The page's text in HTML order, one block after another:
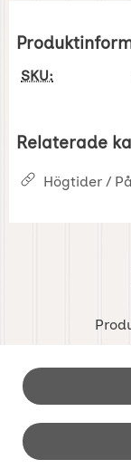
SKU:
Relaterade
Högtider /
Sidfot